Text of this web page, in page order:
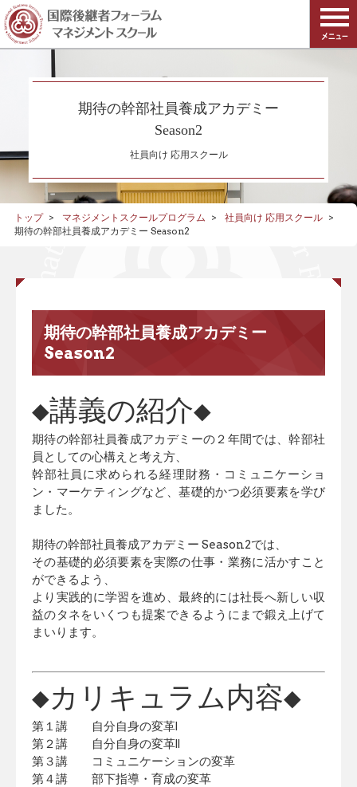
期待の幹部社員養成アカデミー
Season2
社員向け 応用スクール
トップ マネジメントスクールプログラム
社員向け 応用スクール
期待の幹部社員養成アカデミー Season2
期待の幹部社員養成アカデミー
Season2
◆講義の紹介◆
期待の幹部社員養成アカデミーの２年間では、幹部社
員としての心構えと考え方、
幹部社員に求められる経理財務・コミュニケーショ
ン・マーケティングなど、基礎的かつ必須要素を学び
ました。
期待の幹部社員養成アカデミー Season2では、
その基礎的必須要素を実際の仕事・業務に活かすこと
ができるよう、
より実践的に学習を進め、最終的には社長へ新しい収
益のタネをいくつも提案できるようにまで鍛え上げて
まいります。
◆カリキュラム内容◆
第１講 自分自身の変革Ⅰ
第２講 自分自身の変革Ⅱ
第３講 コミュニケーションの変革
第４講 部下指導・育成の変革